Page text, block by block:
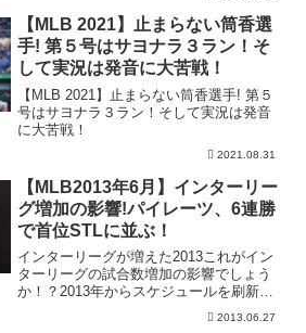
【MLB 2021】止まらない筒香選
手! 第５号はサヨナラ３ラン！そ
して実況は発音に大苦戦！
【MLB 2021】止まらない筒香選手! 第５
号はサヨナラ３ラン！そして実況は発音
に大苦戦！
2021.08.31
【MLB2013年6月】インターリー
グ増加の影響!パイレーツ、6連勝
で首位STLに並ぶ！
インターリーグが増えた2013これがイン
ターリーグの試合数増加の影響でしょう
か！？2013年からスケジュールを刷新し
2013.06.27